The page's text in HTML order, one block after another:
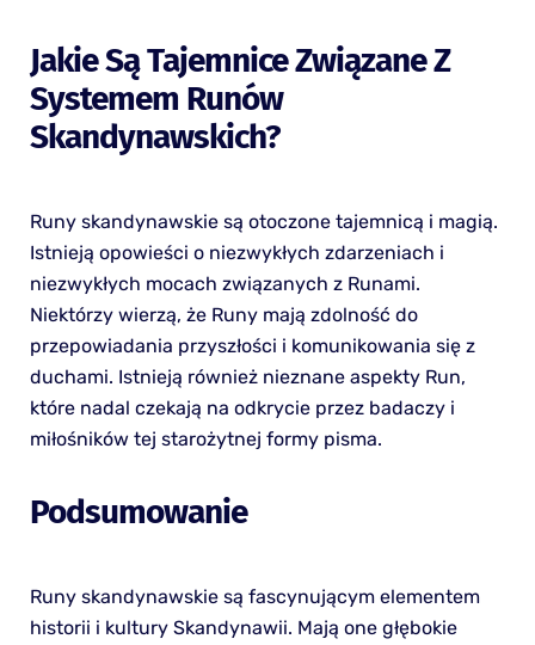
Jakie Są Tajemnice Związane Z
Systemem Runów
Skandynawskich?
Runy skandynawskie są otoczone tajemnicą i magią.
Istnieją opowieści o niezwykłych zdarzeniach i
niezwykłych mocach związanych z Runami.
Niektórzy wierzą, że Runy mają zdolność do
przepowiadania przyszłości i komunikowania się z
duchami. Istnieją również nieznane aspekty Run,
które nadal czekają na odkrycie przez badaczy i
miłośników tej starożytnej formy pisma.
Podsumowanie
Runy skandynawskie są fascynującym elementem
historii i kultury Skandynawii. Mają one głębokie